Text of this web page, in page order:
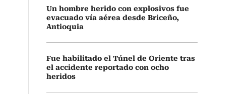
Un hombre herido con explosivos fue
evacuado vía aérea desde Briceño,
Antioquia
Fue habilitado el Túnel de Oriente tras
el accidente reportado con ocho
heridos